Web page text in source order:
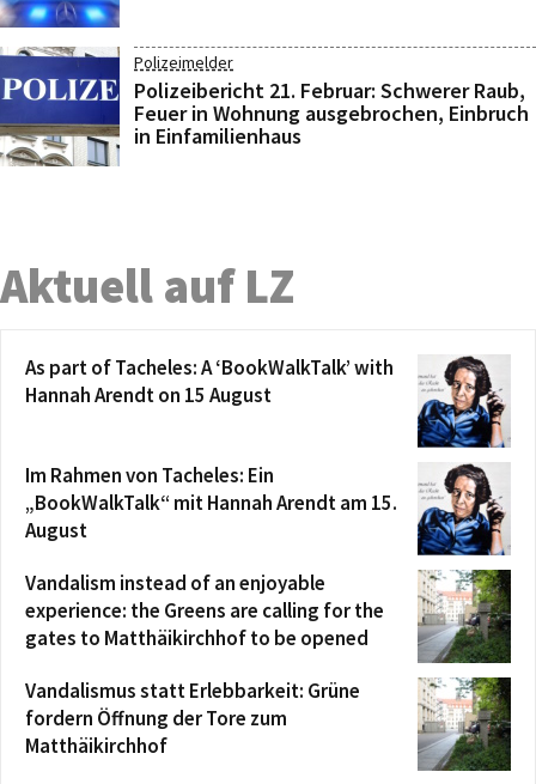
Polizeimelder
Polizeibericht 21. Februar: Schwerer Raub,
Feuer in Wohnung ausgebrochen, Einbruch
in Einfamilienhaus
Aktuell auf LZ
As part of Tacheles: A ‘BookWalkTalk’ with
Hannah Arendt on 15 August
Im Rahmen von Tacheles: Ein
„BookWalkTalk“ mit Hannah Arendt am 15.
August
Vandalism instead of an enjoyable
experience: the Greens are calling for the
gates to Matthäikirchhof to be opened
Vandalismus statt Erlebbarkeit: Grüne
fordern Öffnung der Tore zum
Matthäikirchhof